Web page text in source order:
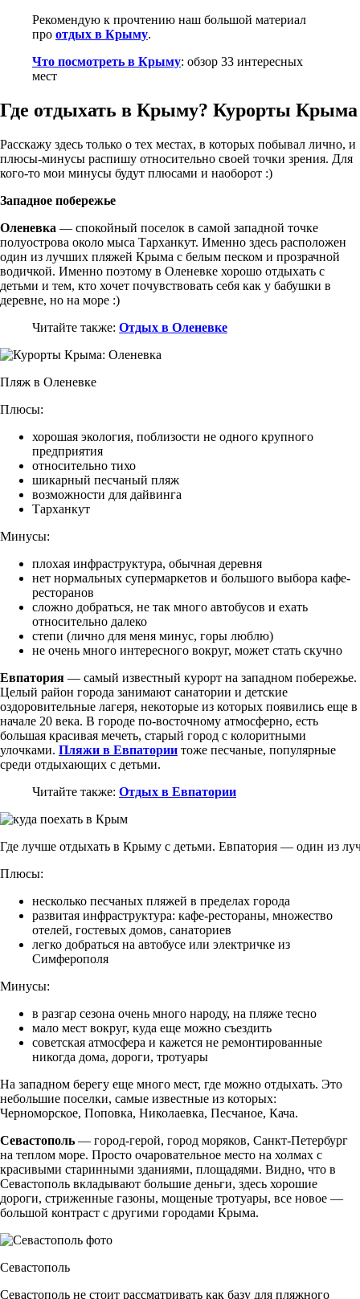
Рекомендую к прочтению наш большой материал
про отдых в Крыму.
Что посмотреть в Крыму: обзор 33 интересных
мест
Где отдыхать в Крыму? Курорты Крыма
Расскажу здесь только о тех местах, в которых побывал лично, и
плюсы-минусы распишу относительно своей точки зрения. Для
кого-то мои минусы будут плюсами и наоборот :)
Западное побережье
Оленевка — спокойный поселок в самой западной точке
полуострова около мыса Тарханкут. Именно здесь расположен
один из лучших пляжей Крыма с белым песком и прозрачной
водичкой. Именно поэтому в Оленевке хорошо отдыхать с
детьми и тем, кто хочет почувствовать себя как у бабушки в
деревне, но на море :)
Читайте также: Отдых в Оленевке
Пляж в Оленевке
Плюсы:
хорошая экология, поблизости не одного крупного
предприятия
относительно тихо
шикарный песчаный пляж
возможности для дайвинга
Тарханкут
Минусы:
плохая инфраструктура, обычная деревня
нет нормальных супермаркетов и большого выбора кафе-
ресторанов
сложно добраться, не так много автобусов и ехать
относительно далеко
степи (лично для меня минус, горы люблю)
не очень много интересного вокруг, может стать скучно
Евпатория — самый известный курорт на западном побережье.
Целый район города занимают санатории и детские
оздоровительные лагеря, некоторые из которых появились еще в
начале 20 века. В городе по-восточному атмосферно, есть
большая красивая мечеть, старый город с колоритными
улочками. Пляжи в Евпатории тоже песчаные, популярные
среди отдыхающих с детьми.
Читайте также: Отдых в Евпатории
Где лучше отдыхать в Крыму с детьми. Евпатория — один из
Плюсы:
несколько песчаных пляжей в пределах города
развитая инфраструктура: кафе-рестораны, множество
отелей, гостевых домов, санаториев
легко добраться на автобусе или электричке из
Симферополя
Минусы:
в разгар сезона очень много народу, на пляже тесно
мало мест вокруг, куда еще можно съездить
советская атмосфера и кажется не ремонтированные
никогда дома, дороги, тротуары
На западном берегу еще много мест, где можно отдыхать. Это
небольшие поселки, самые известные из которых:
Черноморское, Поповка, Николаевка, Песчаное, Кача.
Севастополь — город-герой, город моряков, Санкт-Петербург
на теплом море. Просто очаровательное место на холмах с
красивыми старинными зданиями, площадями. Видно, что в
Севастополь вкладывают большие деньги, здесь хорошие
дороги, стриженные газоны, мощеные тротуары, все новое —
большой контраст с другими городами Крыма.
Севастополь
Севастополь не стоит рассматривать как базу для пляжного